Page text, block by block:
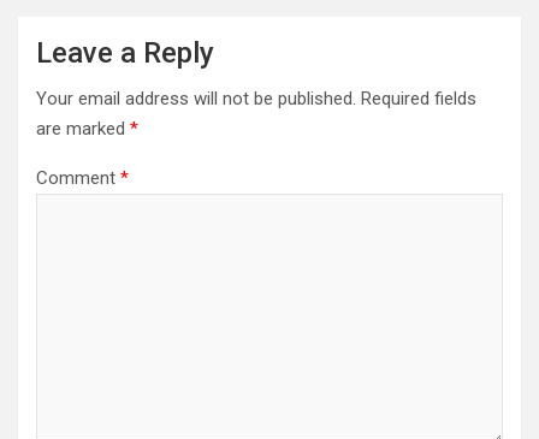
Leave a Reply
Your email address will not be published. Required fields
are marked *
Comment *